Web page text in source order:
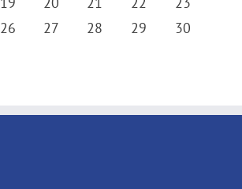
26 27 28 29
30